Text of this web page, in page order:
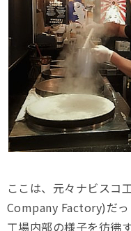
ここは、元々ナビス
Company Factory)だ
工場内部の様子を彷彿